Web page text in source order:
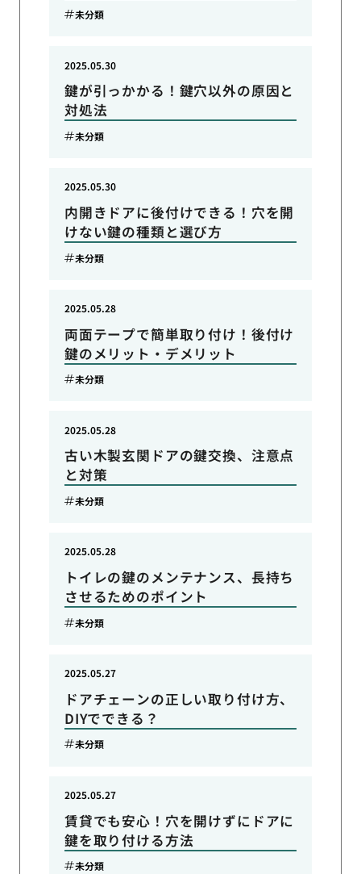
未分類
鍵が引っかかる！鍵穴以外の原因と
対処法
2025.05.30
未分類
内開きドアに後付けできる！穴を開
けない鍵の種類と選び方
2025.05.30
未分類
両面テープで簡単取り付け！後付け
鍵のメリット・デメリット
2025.05.28
未分類
古い木製玄関ドアの鍵交換、注意点
と対策
2025.05.28
未分類
トイレの鍵のメンテナンス、長持ち
させるためのポイント
2025.05.28
未分類
ドアチェーンの正しい取り付け方、
DIYでできる？
2025.05.27
未分類
賃貸でも安心！穴を開けずにドアに
鍵を取り付ける方法
2025.05.27
未分類